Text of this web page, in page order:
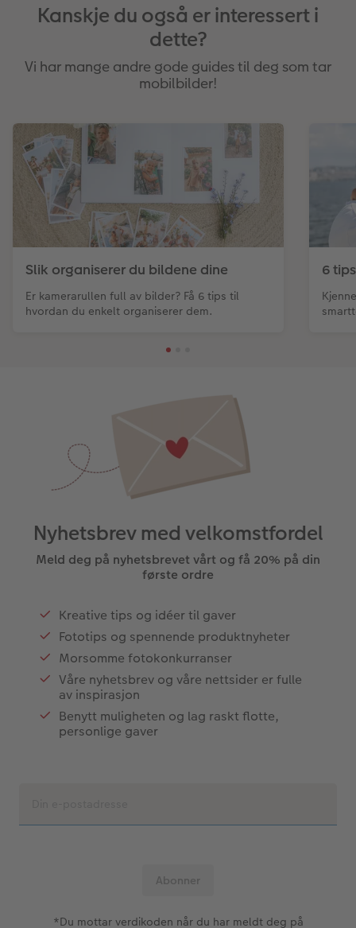
Kanskje du også er interessert i
dette?
Vi har mange andre gode guides til deg som tar
mobilbilder!
Slik organiserer du bildene dine
Er kamerarullen full av bilder? Få 6 tips til
hvordan du enkelt organiserer dem.
6
Nyhetsbrev med velkomstfordel
Meld deg på nyhetsbrevet vårt og få 20% på din
første ordre
Kreative tips og idéer til gaver
Fototips og spennende produktnyheter
Morsomme fotokonkurranser
Våre nyhetsbrev og våre nettsider er fulle
av inspirasjon
Benytt muligheten og lag raskt flotte,
personlige gaver
*Du mottar verdikoden når du har meldt deg på